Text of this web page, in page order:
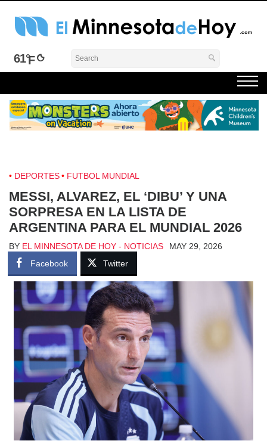
Skip
El Minnesota de Hoy Noticias
Latino Noticias Minnesota News
61°
DEPORTES FUTBOL MUNDIAL
MESSI, ALVAREZ, EL ‘DIBU’ Y UNA
SORPRESA EN LA LISTA DE
ARGENTINA PARA EL MUNDIAL 2026
BY EL MINNESOTA DE HOY - NOTICIAS
MAY 29, 2026
Facebook
Twitter